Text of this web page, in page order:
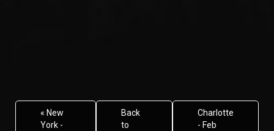
« New
York -
Back
to
Charlotte
- Feb